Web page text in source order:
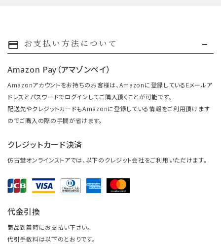
payment お支払い方法について
Amazon Pay（アマゾンペイ）
Amazonアカウントをお持ちのお客様は、Amazonに登録しているEメールア
ドレスとパスワードでログインしてご購入頂くことが可能です。
配送先やクレジットカードもAmazonに登録している情報をご利用頂けます
のでご購入の際の手間が省けます。
クレジットカード決済
仿古堂オンラインストアでは、以下のクレジット会社をご利用いただけます。
代金引換
商品到着時にお支払い下さい。
代引手数料は以下のとおりです。